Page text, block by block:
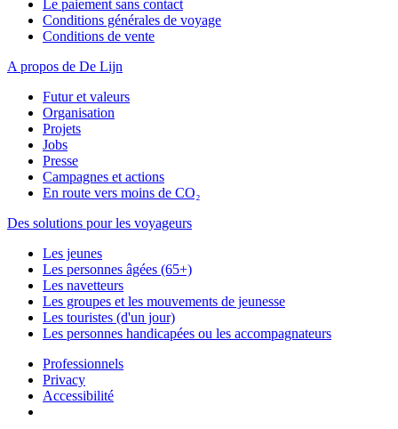
Le paiement sans contact
Conditions générales de voyage
Conditions de vente
A propos de De Lijn
Futur et valeurs
Organisation
Projets
Jobs
Presse
Campagnes et actions
En route vers moins de CO₂
Des solutions pour les voyageurs
Les jeunes
Les personnes âgées (65+)
Les navetteurs
Les groupes et les mouvements de jeunesse
Les touristes (d'un jour)
Les personnes handicapées ou les accompagnateurs
Professionnels
Privacy
Accessibilité